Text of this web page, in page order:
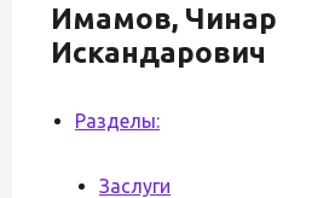
Имамов, Чинар
Искандарович
Разделы:
Заслуги